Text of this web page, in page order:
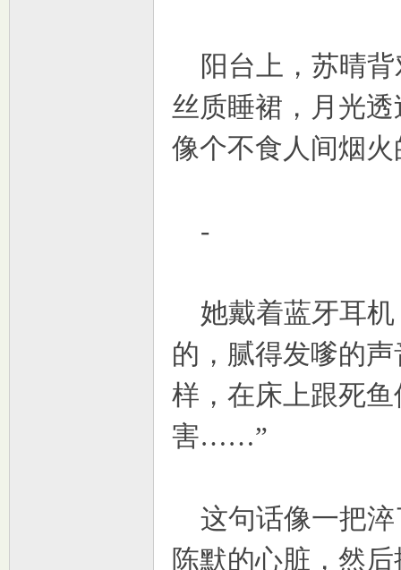
阳台上，苏晴背
丝质睡裙，月光
像个不食人间烟
-
她戴着蓝牙耳机
的，腻得发嗲的
样，在床上跟死
害……”
这句话像一把淬
陈默的心脏，然